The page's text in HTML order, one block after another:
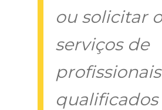
ou solicitar
serviços de
profissionais
qualificados